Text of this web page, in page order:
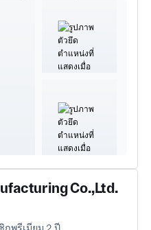
Co.,Ltd.